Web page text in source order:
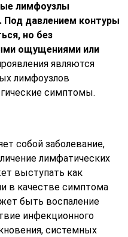
лимфоузлы
давлением контуры
но без
ощущениями или
являются
лимфоузлов
симптомы.
собой заболевание,
лимфатических
выступать как
в качестве симптома
быть воспаление
инфекционного
системных